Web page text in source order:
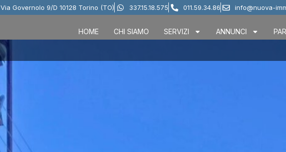
Via Governolo 9/D 10128 Torino (TO) 337.15.18.575 011.59.34.86 info@nuova-
HOME CHI SIAMO SERVIZI ANNUNCI